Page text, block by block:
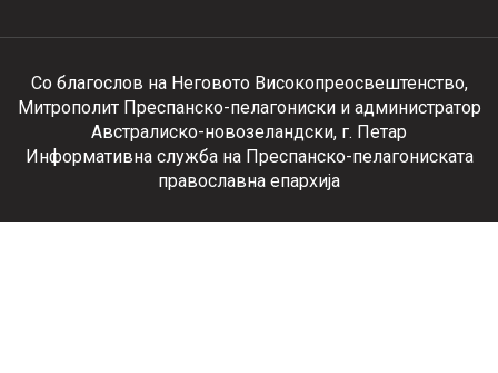
Со благослов на Неговото Високопреосвештенство,
Митрополит Преспанско-пелагониски и администратор
Австралиско-новозеландски, г. Петар
Информативна служба на Преспанско-пелагониската
православна епархија